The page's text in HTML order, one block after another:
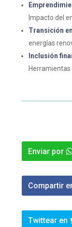
Impacto del
Transición
energías
Inclusión
Herramientas
Enviar por
Compartir
Twittear en